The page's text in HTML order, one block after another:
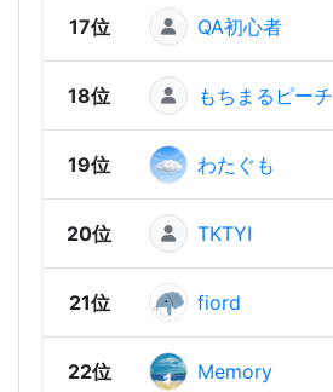
17位 QA初心者
18位 もちまるピーチ
19位 わたぐも
20位 TKTYI
21位 fiord
22位 Memory